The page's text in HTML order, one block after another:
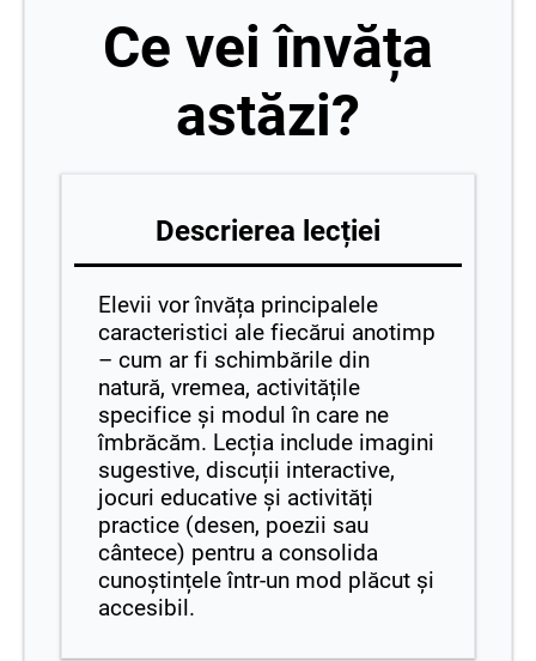
Ce vei învăța
astăzi?
Descrierea lecției
Elevii vor învăța principalele
caracteristici ale fiecărui anotimp
– cum ar fi schimbările din
natură, vremea, activitățile
specifice și modul în care ne
îmbrăcăm. Lecția include imagini
sugestive, discuții interactive,
jocuri educative și activități
practice (desen, poezii sau
cântece) pentru a consolida
cunoștințele într-un mod plăcut și
accesibil.